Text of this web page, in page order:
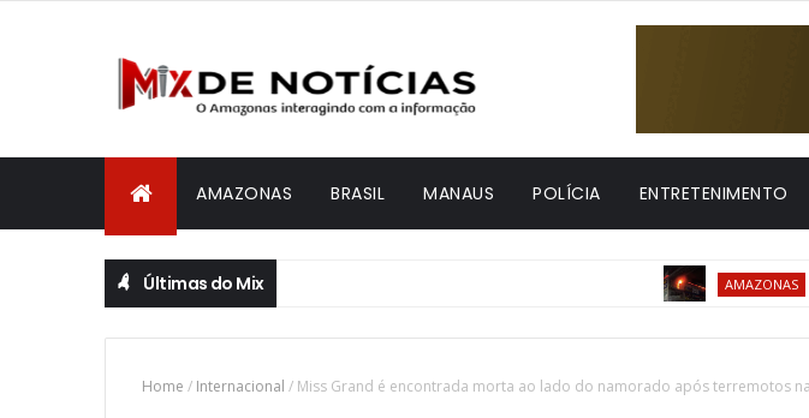
AMAZONAS BRASIL MANAUS POLÍCIA ENTRETENIMENTO
Últimas do Mix AMAZONAS
Home / Internacional / Miss Grand é encontrada morta ao lado do namorado após terremotos